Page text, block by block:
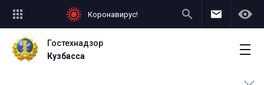
Коронавирус!
Гостехнадзор
Кузбасса